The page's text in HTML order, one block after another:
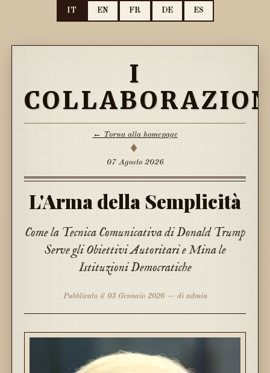
IT EN FR DE ES
I
← Torna alla homepage
♦
07 Agosto 2026
L'Arma della Semplicità
Come la Tecnica Comunicativa di Donald Trump
Serve gli Obiettivi Autoritari e Mina le
Istituzioni Democratiche
Pubblicato il 03 Gennaio 2026 — di admin